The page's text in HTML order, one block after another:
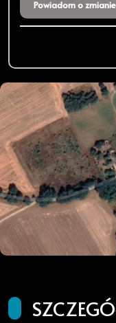
Powiadom o